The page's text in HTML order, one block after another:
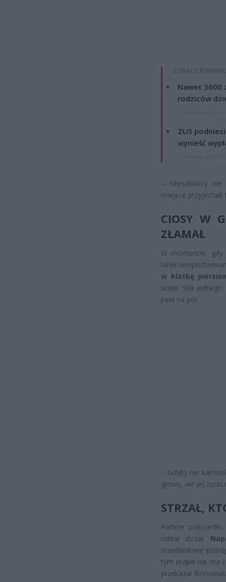
ZOBACZ
Nawet 3600
rodziców
ZUS
wynieść
– Mieszkańcy
miejsce przyjechali
CIOSY W
ZŁAMAŁ
W momencie,
latek
w klatkę
sobie. Siła
pękł na pół.
– Gdyby nie
głowy, ale jej
STRZAŁ,
Partner
oddał strzał.
standardowe
tym etapie nie ma
przekazał